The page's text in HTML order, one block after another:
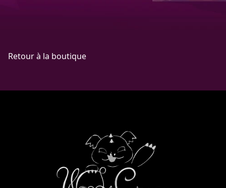
Retour à la boutique